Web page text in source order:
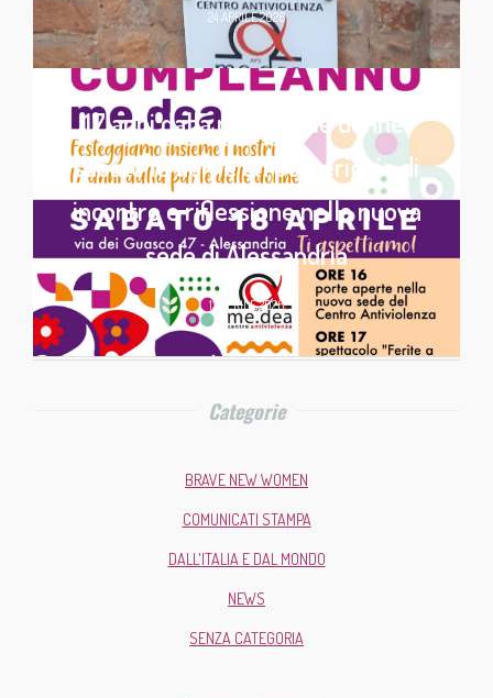
24 APRILE 2026
17 anni dalla parte delle donne:
sabato 18 aprile un pomeriggio di
incontro e riflessione nella nuova
sede di Alessandria
13 APRILE 2026
Categorie
BRAVE NEW WOMEN
COMUNICATI STAMPA
DALL'ITALIA E DAL MONDO
NEWS
SENZA CATEGORIA